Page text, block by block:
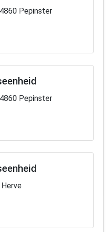
Pepinster
Pepinster
Herve